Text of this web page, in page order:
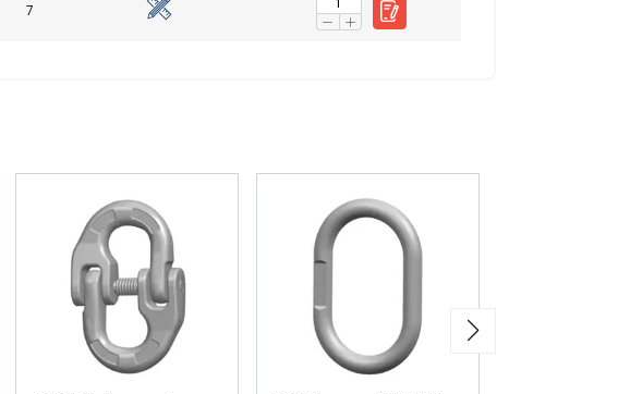
7
que vous leur avez fournies
ACCEPTER TOUT